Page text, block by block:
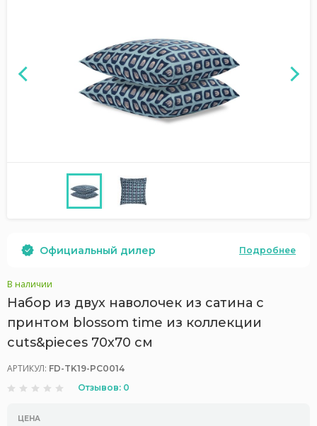
Официальный дилер Подробнее
В наличии
Набор из двух наволочек из сатина с
принтом blossom time из коллекции
cuts&pieces 70х70 см
АРТИКУЛ: FD-TK19-PC0014
Отзывов: 0
ЦЕНА